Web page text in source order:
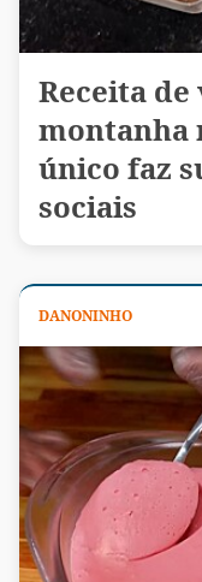
Receita de
montanha
único faz
sociais
DANONINHO